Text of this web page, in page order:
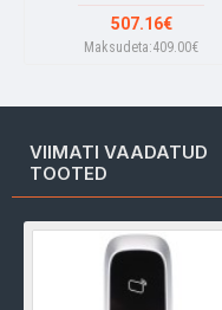
507.16€
Maksudeta:409.00€
VIIMATI VAADATUD
TOOTED